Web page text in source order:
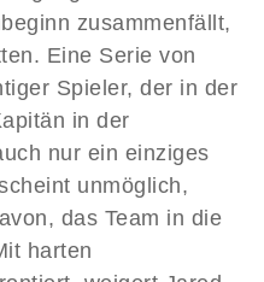
zusammenfällt,
Eine Serie von
Spieler, der in der
in der
nur ein einziges
unmöglich,
das Team in die
harten